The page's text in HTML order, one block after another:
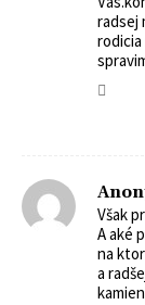
radsej
rodicia
Však
A aké
na
a